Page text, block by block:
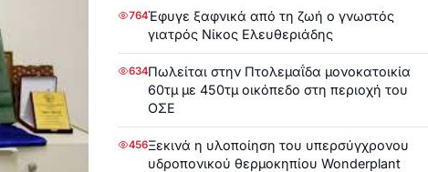
764Έφυγε ξαφνικά από τη ζωή ο γνωστός
γιατρός Νίκος Ελευθεριάδης
634Πωλείται στην Πτολεμαΐδα μονοκατοικία
60τμ με 450τμ οικόπεδο στη περιοχή του
ΟΣΕ
456Ξεκινά η υλοποίηση του υπερσύγχρονου
υδροπονικού θερμοκηπίου Wonderplant